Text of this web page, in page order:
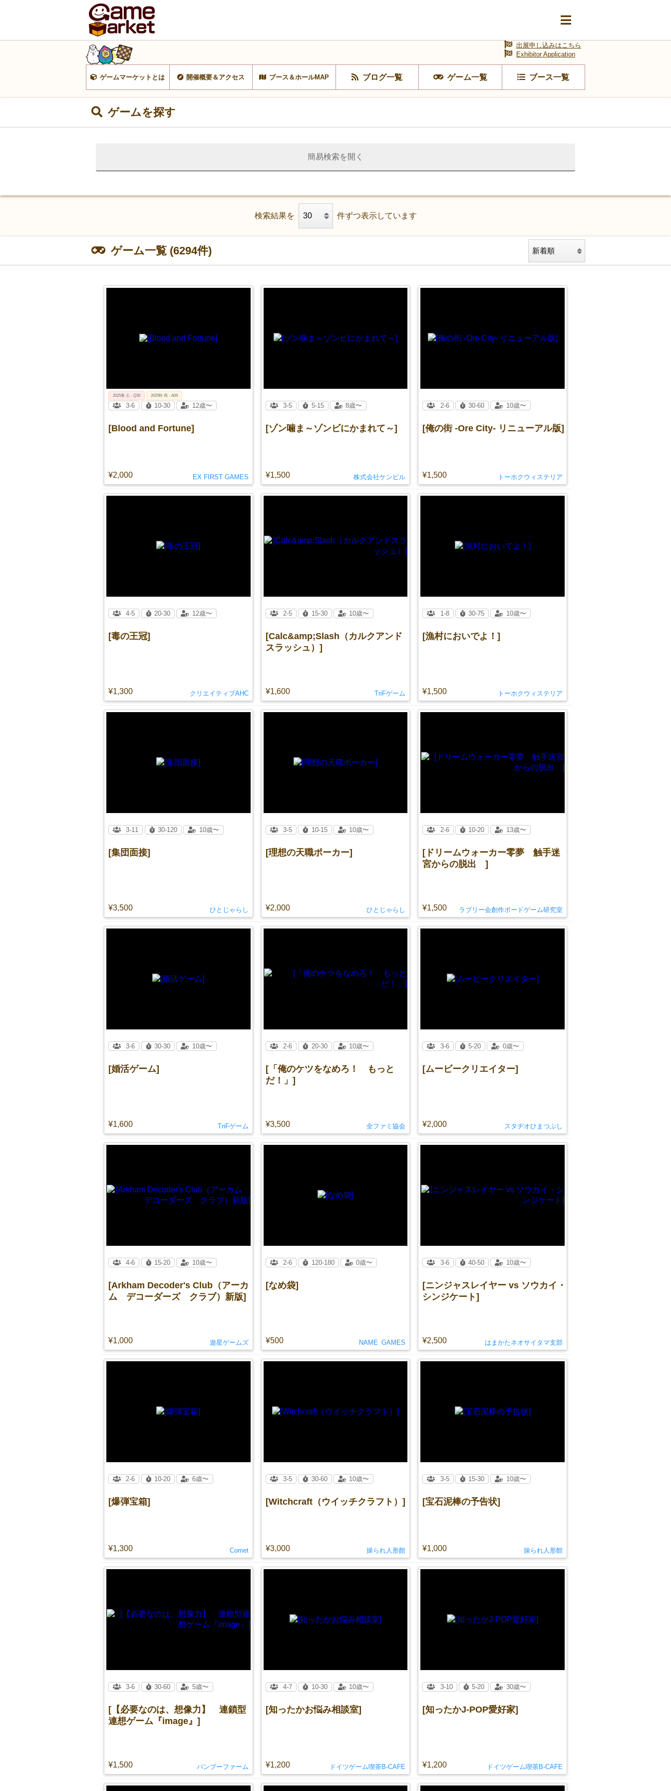
ゲームマーケットとは 開催概要＆アクセス ブース＆ホールMAP ブログ一覧 ゲーム一覧 ブース一覧
出展申し込みはこちら
Exhibitor Application
ゲームを探す
簡易検索を開く
検索結果を 件ずつ表示しています
ゲーム一覧 (6294件)
[Blood and Fortune]
¥2,000
2025春 土 - Q35 2025秋 両 - A09
3-6 10-30 12歳〜
EX FIRST GAMES
[ゾン噛ま～ゾンビにかまれて～]
¥1,500
3-5 5-15 8歳〜
株式会社ケンビル
[俺の街 -Ore City- リニューアル版]
¥1,500
2-6 30-60 10歳〜
トーホクウィステリア
[毒の王冠]
¥1,300
4-5 20-30 12歳〜
クリエイティブAHC
[Calc&amp;Slash（カルクアンド
スラッシュ）]
¥1,600
2-5 15-30 10歳〜
TriFゲーム
[漁村においでよ！]
¥1,500
1-8 30-75 10歳〜
トーホクウィステリア
[集団面接]
¥3,500
3-11 30-120 10歳〜
ひとじゃらし
[理想の天職ポーカー]
¥2,000
3-5 10-15 10歳〜
ひとじゃらし
[ドリームウォーカー零夢 触手迷
宮からの脱出 ]
¥1,500
2-6 10-20 13歳〜
ラブリー会創作ボードゲーム研究室
[婚活ゲーム]
¥1,600
3-6 30-30 10歳〜
TriFゲーム
[「俺のケツをなめろ！ もっと
だ！」]
¥3,500
2-6 20-30 10歳〜
全ファミ協会
[ムービークリエイター]
¥2,000
3-6 5-20 0歳〜
スタヂオひまつぶし
[Arkham Decoder's Club（アーカ
ム デコーダーズ クラブ）新版]
¥1,000
4-6 15-20 10歳〜
遊星ゲームズ
[なめ袋]
¥500
2-6 120-180 0歳〜
NAME_GAMES
[ニンジャスレイヤー vs ソウカイ・
シンジケート]
¥2,500
3-6 40-50 10歳〜
はまかたネオサイタマ支部
[爆弾宝箱]
¥1,300
2-6 10-20 6歳〜
Comet
[Witchcraft（ウイッチクラフト）]
¥3,000
3-5 30-60 10歳〜
操られ人形館
[宝石泥棒の予告状]
¥1,000
3-5 15-30 10歳〜
操られ人形館
[【必要なのは、想像力】 連鎖型
連想ゲーム『image』]
¥1,500
3-6 30-60 5歳〜
バンブーファーム
[知ったかお悩み相談室]
¥1,200
4-7 10-30 10歳〜
ドイツゲーム喫茶B-CAFE
[知ったかJ-POP愛好家]
¥1,200
3-10 5-20 30歳〜
ドイツゲーム喫茶B-CAFE